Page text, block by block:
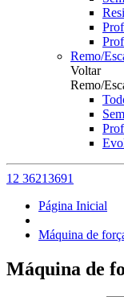
Remo/
Voltar
Remo/
12 36213691
Página Inicial
Máquina de
Máquina de